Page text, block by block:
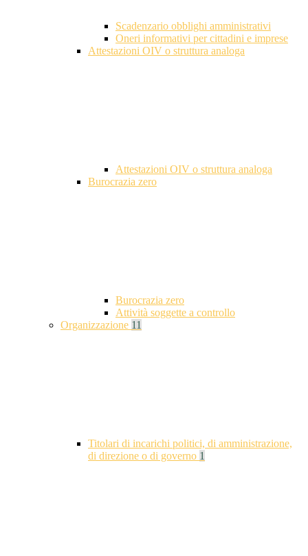
Scadenzario obblighi amministrativi
Oneri informativi per cittadini e imprese
Attestazioni OIV o struttura analoga
Attestazioni OIV o struttura analoga
Burocrazia zero
Burocrazia zero
Attività soggette a controllo
Organizzazione 11
Titolari di incarichi politici, di amministrazione,
di direzione o di governo 1